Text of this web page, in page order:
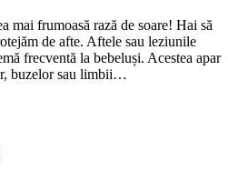
mai frumoasă rază de soare! Hai să
de afte. Aftele sau leziunile
frecventă la bebeluși. Acestea apar
buzelor sau limbii…